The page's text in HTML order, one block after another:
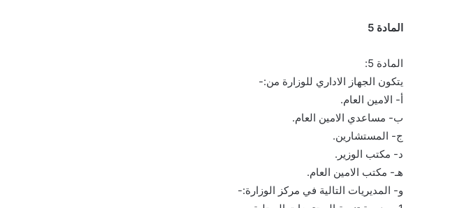
المادة 5
المادة 5:
يتكون الجهاز الاداري للوزارة من:-
أ- الامين العام.
ب- مساعدي الامين العام.
ج- المستشارين.
د- مكتب الوزير.
هـ- مكتب الامين العام.
و- المديريات التالية في مركز الوزارة:-